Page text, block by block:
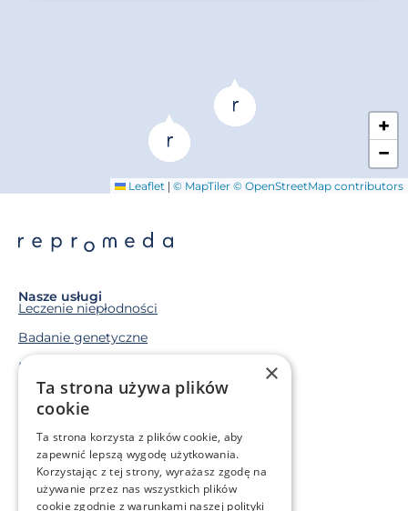
+
−
Leaflet | © MapTiler © OpenStreetMap contributors
Nasze usługi
Leczenie niepłodności
Badanie genetyczne
Macierzyństwo zastępcze
Mrożenie komórek rozrodczych
Sytuacja życiowa
Mam problem genetyczny
Leczę się onkologicznie
×
Ta strona używa plików
cookie
Ta strona korzysta z plików cookie, aby
zapewnić lepszą wygodę użytkowania.
Korzystając z tej strony, wyrażasz zgodę na
używanie przez nas wszystkich plików
cookie zgodnie z warunkami naszej polityki